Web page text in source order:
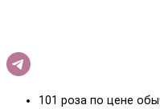
101 роза по цене